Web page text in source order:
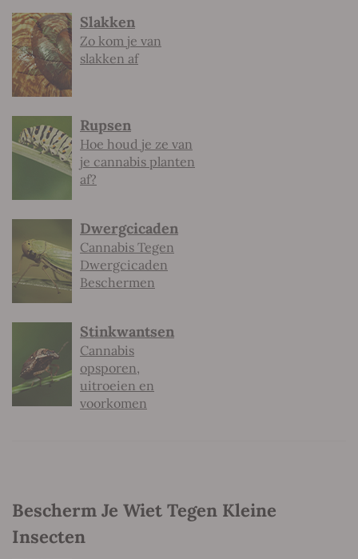
Slakken
Zo kom je van
slakken af
Rupsen
Hoe houd je ze van
je cannabis planten
af?
Dwergcicaden
Cannabis Tegen
Dwergcicaden
Beschermen
Stinkwantsen
Cannabis
opsporen,
uitroeien en
voorkomen
Bescherm Je Wiet Tegen Kleine
Insecten